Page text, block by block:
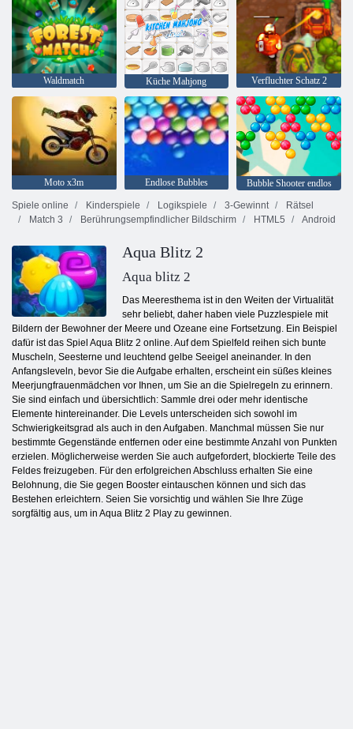
Waldmatch Küche Mahjong Verfluchter Schatz 2
Moto x3m Endlose Bubbles
Bubble Shooter endlos
Spiele online
Kinderspiele Logikspiele 3-Gewinnt
Rätsel
Match 3
Berührungsempfindlicher Bildschirm HTML5 Android
Aqua Blitz 2
Aqua blitz 2
Das Meeresthema ist in den Weiten der Virtualität
sehr beliebt, daher haben viele Puzzlespiele mit
Bildern der Bewohner der Meere und Ozeane eine Fortsetzung. Ein Beispiel
dafür ist das Spiel Aqua Blitz 2 online. Auf dem Spielfeld reihen sich bunte
Muscheln, Seesterne und leuchtend gelbe Seeigel aneinander. In den
Anfangsleveln, bevor Sie die Aufgabe erhalten, erscheint ein süßes kleines
Meerjungfrauenmädchen vor Ihnen, um Sie an die Spielregeln zu erinnern.
Sie sind einfach und übersichtlich: Sammle drei oder mehr identische
Elemente hintereinander. Die Levels unterscheiden sich sowohl im
Schwierigkeitsgrad als auch in den Aufgaben. Manchmal müssen Sie nur
bestimmte Gegenstände entfernen oder eine bestimmte Anzahl von Punkten
erzielen. Möglicherweise werden Sie auch aufgefordert, blockierte Teile des
Feldes freizugeben. Für den erfolgreichen Abschluss erhalten Sie eine
Belohnung, die Sie gegen Booster eintauschen können und sich das
Bestehen erleichtern. Seien Sie vorsichtig und wählen Sie Ihre Züge
sorgfältig aus, um in Aqua Blitz 2 Play zu gewinnen.